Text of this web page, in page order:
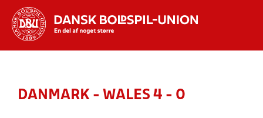
DANMARK - WALES 4 - 0